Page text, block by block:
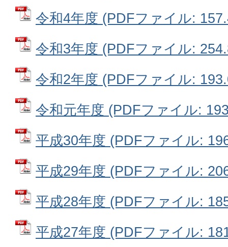
令和4年度 (PDFファイル:
令和3年度 (PDFファイル:
令和2年度 (PDFファイル:
令和元年度 (PDFファイル:
平成30年度 (PDFファイル:
平成29年度 (PDFファイル:
平成28年度 (PDFファイル:
平成27年度 (PDFファイル: